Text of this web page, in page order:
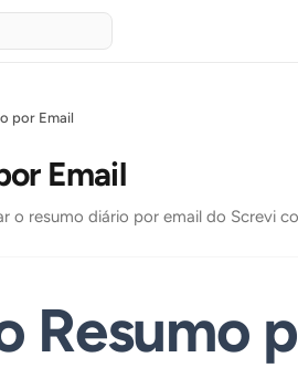
por Email
Email
o resumo diário por email do Screvi
Resumo